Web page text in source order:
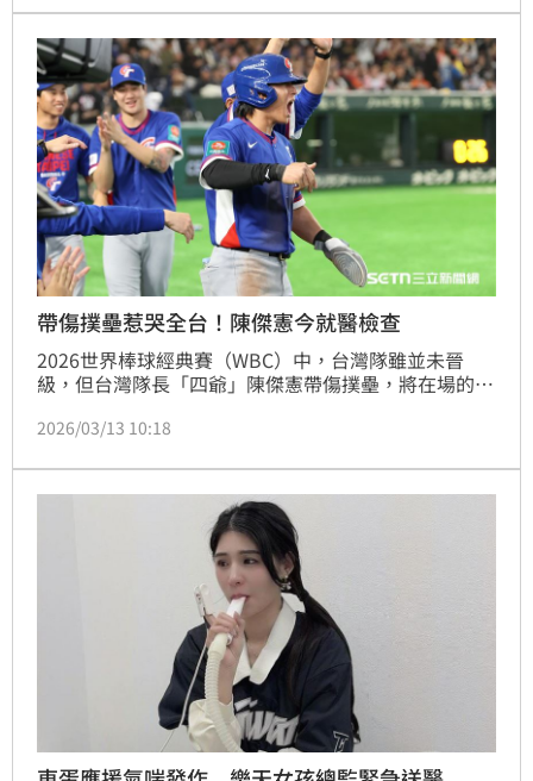
「內鬼」竟是陳肇隆信任的司機，其平時為方便搬酒擁
有酒窖鑰匙，卻利用職務之便，趁機偷取昂貴紅酒變
賣，目前已被警方逮捕送辦，法院裁定羈押。
帶傷撲壘惹哭全台！陳傑憲今就醫檢查
2026世界棒球經典賽（WBC）中，台灣隊雖並未晉
級，但台灣隊長「四爺」陳傑憲帶傷撲壘，將在場的隊
宿敵南韓，不過陳傑憲返國後，眾人最關心的是他的手
院進行評估並擬定相關療程。
2026/03/13 10:18